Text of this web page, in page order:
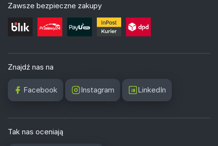
Zawsze bezpieczne zakupy
Znajdź nas na
Facebook Instagram LinkedIn
Tak nas oceniają